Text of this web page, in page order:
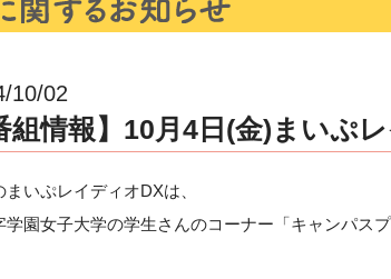
10/02
組情報】10月4日(金)まいぷ
まいぷレイディオDXは、
学園女子大学の学生さんのコーナー「キャンパスプ